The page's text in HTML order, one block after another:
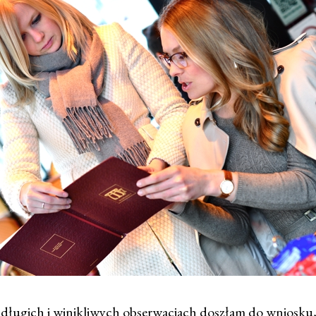
i winikliwych obserwacjach doszłam do